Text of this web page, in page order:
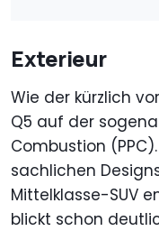
Exterieur
Wie der kürzlich
Q5 auf der
Combustion
sachlichen
Mittelklasse-SUV
blickt schon